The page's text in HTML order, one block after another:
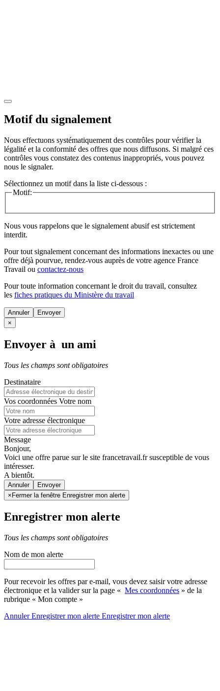
Motif du signalement
Nous effectuons systématiquement des contrôles pour vérifier la
légalité et la conformité des offres que nous diffusons. Si malgré ces
contrôles vous constatez des contenus inappropriés, vous pouvez
nous le signaler.
Sélectionnez un motif dans la liste ci-dessous :
Motif:
Nous vous rappelons que le signalement abusif est strictement
interdit.
Pour tout signalement concernant des informations inexactes ou une
offre déjà pourvue, rendez-vous auprès de votre agence France
Travail ou contactez-nous
Pour toute information concernant le droit du travail, consultez
les fiches pratiques du Ministère du travail
Annuler
×
Envoyer à un ami
Tous les champs sont obligatoires
Destinataire
Vos coordonnées Votre nom
Votre adresse électronique
Message
Bonjour,
Voici une offre parue sur le site francetravail.fr susceptible de vous
intéresser.
A bientôt.
Annuler
× Fermer la fenêtre Enregistrer mon alerte
Enregistrer mon alerte
Tous les champs sont obligatoires
Nom de mon alerte
Pour recevoir les offres par e-mail, vous devez saisir votre adresse
électronique et la valider sur la page « Mes coordonnées » de la
rubrique « Mon compte »
AnnulerEnregistrer mon alerte Enregistrermon alerte